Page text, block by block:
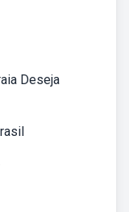
Deseja